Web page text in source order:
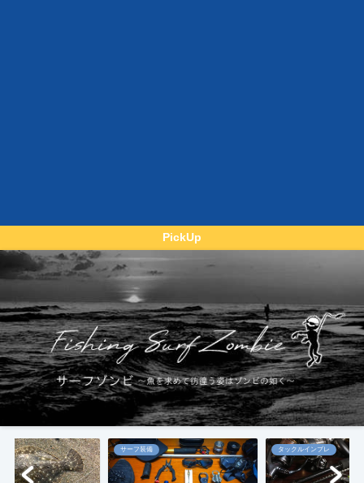
PickUp
サーフ装備 タックルインプレ